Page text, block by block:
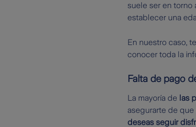
suele ser en torno
establecer una
En nuestro caso,
conocer toda la
Falta de pago
La mayoría de las
asegurarte de
deseas seguir